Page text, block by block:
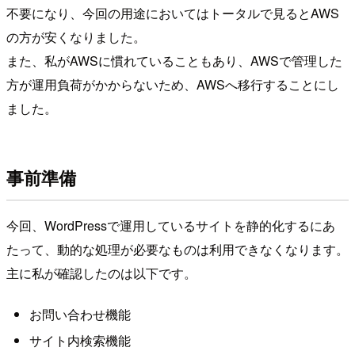
不要になり、今回の用途においてはトータルで見るとAWS
の方が安くなりました。
また、私がAWSに慣れていることもあり、AWSで管理した
方が運用負荷がかからないため、AWSへ移行することにし
ました。
事前準備
今回、WordPressで運用しているサイトを静的化するにあ
たって、動的な処理が必要なものは利用できなくなります。
主に私が確認したのは以下です。
お問い合わせ機能
サイト内検索機能